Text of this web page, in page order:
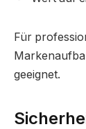
Für
geeignet.